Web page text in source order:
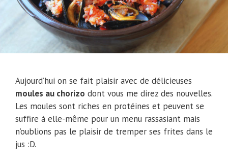
Онлайн-казино становятся все более популярными
среди эстонских игроков, которые ищут
развлечения и игры на реальные деньги. Однако
некоторые пользователи могут столкнуться с
ограничениями, связанными с добровольными
ограничениями на азартные игры. Если вы
Aujourd’hui on se fait plaisir avec de délicieuses
moules au chorizo dont vous me direz des nouvelles.
Les moules sont riches en protéines et peuvent se
suffire à elle-même pour un menu rassasiant mais
n’oublions pas le plaisir de tremper ses frites dans le
jus :D.